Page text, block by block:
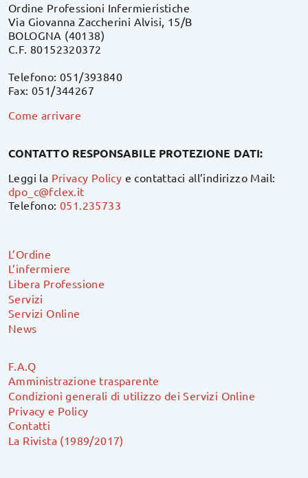
Ordine Professioni Infermieristiche
Via Giovanna Zaccherini Alvisi, 15/B
BOLOGNA (40138)
C.F. 80152320372
Telefono: 051/393840
Fax: 051/344267
Come arrivare
CONTATTO RESPONSABILE PROTEZIONE DATI:
Leggi la Privacy Policy e contattaci all’indirizzo Mail:
dpo_c@fclex.it
Telefono:051.235733
L’Ordine
L’infermiere
Libera Professione
Servizi
Servizi Online
News
F.A.Q
Amministrazione trasparente
Condizioni generali di utilizzo dei Servizi Online
Privacy e Policy
Contatti
La Rivista (1989/2017)